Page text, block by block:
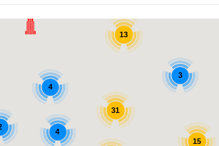
15
31
13
3
4
4